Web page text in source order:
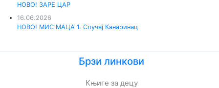
НОВО! ЗАРЕ ЦАР
16.06.2026
НОВО! МИС МАЦА 1. Случај Канаринац
Брзи линкови
Књиге за децу